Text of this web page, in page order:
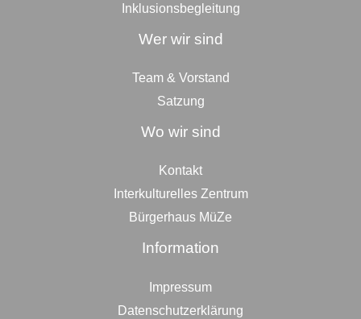
Inklusionsbegleitung
Wer wir sind
Team & Vorstand
Satzung
Wo wir sind
Kontakt
Interkulturelles Zentrum
Bürgerhaus MüZe
Information
Impressum
Datenschutzerklärung